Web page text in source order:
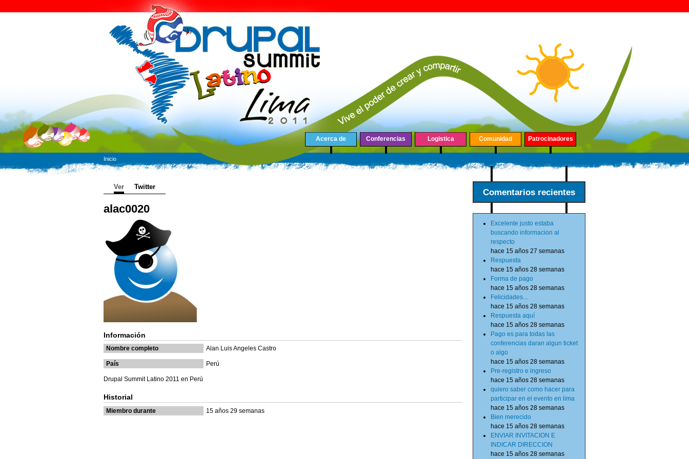
Acerca de Conferencias Logistica Comunidad Patrocinadores
Inicio
Ver Twitter
alac0020
Información
Nombre completo Alan Luis Angeles Castro
País Perú
Drupal Summit Latino 2011 en Perú
Historial
Miembro durante 15 años 29 semanas
Comentarios recientes
Excelente justo estaba
buscando informacion al
respecto
hace 15 años 27 semanas
Respuesta
hace 15 años 28 semanas
Forma de pago
hace 15 años 28 semanas
Felicidades...
hace 15 años 28 semanas
Respuesta aquí
hace 15 años 28 semanas
Pago es para todas las
conferencias daran algun ticket
o algo
hace 15 años 28 semanas
Pre-registro e ingreso
hace 15 años 28 semanas
quiero saber como hacer para
participar en el evento en lima
hace 15 años 28 semanas
Bien merecido
hace 15 años 28 semanas
ENVIAR INVITACION E
INDICAR DIRECCION
hace 15 años 28 semanas